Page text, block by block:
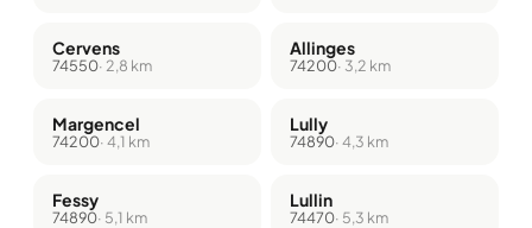
Cervens
74550· 2,8 km
Allinges
74200· 3,2 km
Margencel
74200· 4,1 km
Lully
74890· 4,3 km
Fessy
74890· 5,1 km
Lullin
74470· 5,3 km